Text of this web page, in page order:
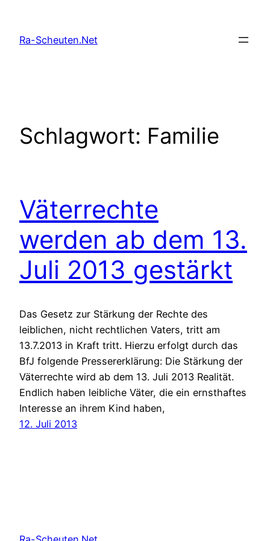
springen
Ra-Scheuten.Net
Schlagwort: Familie
Väterrechte
werden ab dem 13.
Juli 2013 gestärkt
Das Gesetz zur Stärkung der Rechte des
leiblichen, nicht rechtlichen Vaters, tritt am
13.7.2013 in Kraft tritt. Hierzu erfolgt durch das
BfJ folgende Pressererklärung: Die Stärkung der
Väterrechte wird ab dem 13. Juli 2013 Realität.
Endlich haben leibliche Väter, die ein ernsthaftes
Interesse an ihrem Kind haben,
12. Juli 2013